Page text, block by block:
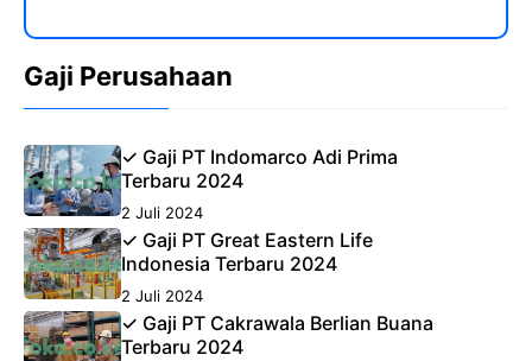
Gaji Perusahaan
✓ Gaji PT Indomarco Adi Prima
Terbaru 2024
2 Juli 2024
✓ Gaji PT Great Eastern Life
Indonesia Terbaru 2024
2 Juli 2024
✓ Gaji PT Cakrawala Berlian Buana
Terbaru 2024